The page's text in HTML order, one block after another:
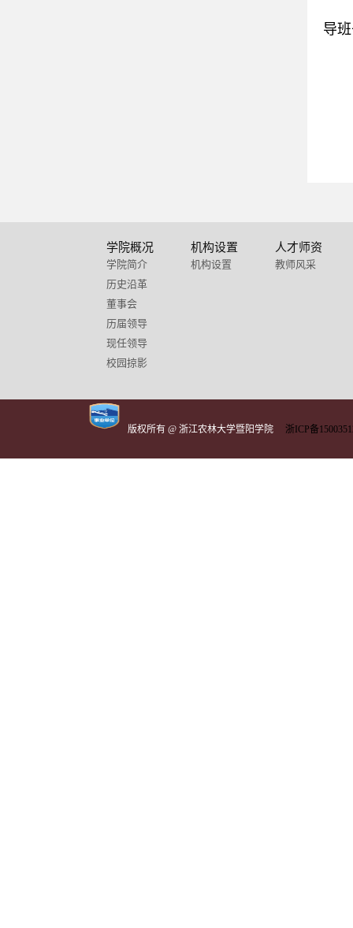
导
学院概况
学院简介
历史沿革
董事会
历届领导
现任领导
校园掠影
机构设置
机构设置
人才师资
教师风采
版权所有 @ 浙江农林大学暨阳学院 浙ICP备